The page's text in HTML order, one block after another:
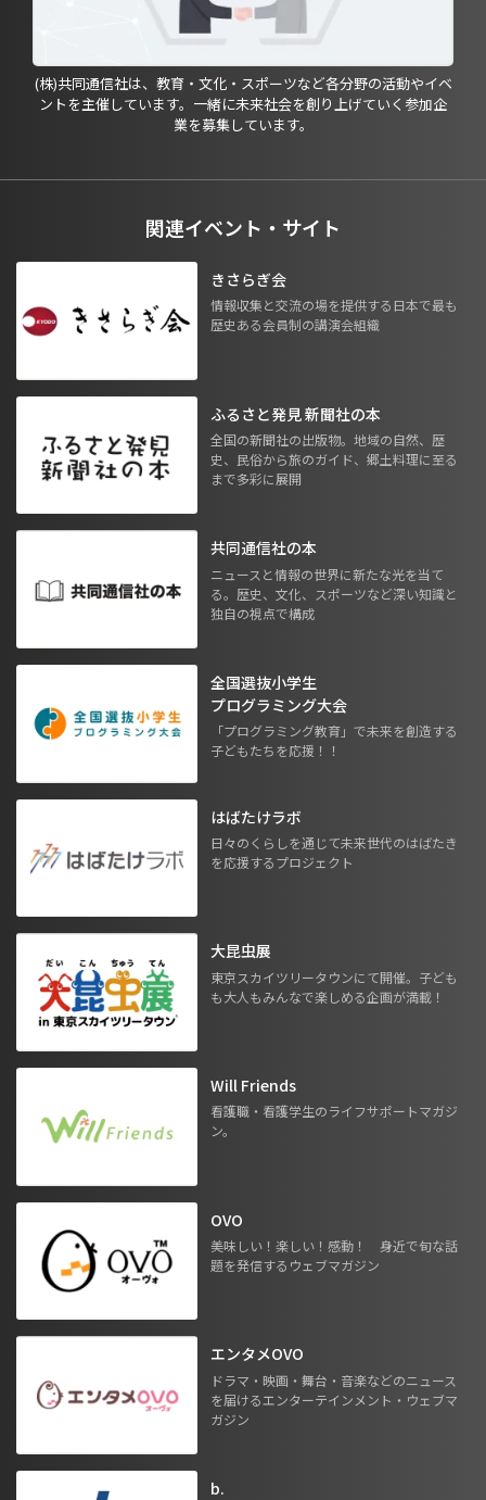
(株)共同通信社は、教育・文化・スポーツなど各分野の活動やイベ
ントを主催しています。一緒に未来社会を創り上げていく参加企
業を募集しています。
関連イベント・サイト
きさらぎ会
情報収集と交流の場を提供する日本で最も
歴史ある会員制の講演会組織
ふるさと発見 新聞社の本
全国の新聞社の出版物。地域の自然、歴
史、民俗から旅のガイド、郷土料理に至る
まで多彩に展開
共同通信社の本
ニュースと情報の世界に新たな光を当て
る。歴史、文化、スポーツなど深い知識と
独自の視点で構成
全国選抜小学生
プログラミング大会
「プログラミング教育」で未来を創造する
子どもたちを応援！！
はばたけラボ
日々のくらしを通じて未来世代のはばたき
を応援するプロジェクト
大昆虫展
東京スカイツリータウンにて開催。子ども
も大人もみんなで楽しめる企画が満載！
Will Friends
看護職・看護学生のライフサポートマガジ
ン。
OVO
美味しい！楽しい！感動！ 身近で旬な話
題を発信するウェブマガジン
エンタメOVO
ドラマ・映画・舞台・音楽などのニュース
を届けるエンターテインメント・ウェブマ
ガジン
b.